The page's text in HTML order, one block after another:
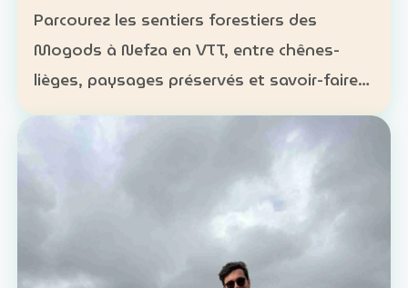
Parcourez les sentiers forestiers des
Mogods à Nefza en VTT, entre chênes-
lièges, paysages préservés et savoir-faire
local. VTT : 1 h à 1 h 30, niveau
intermédiaire — 30 DT par personne
Déjeuner maison : 35 DT par pers…